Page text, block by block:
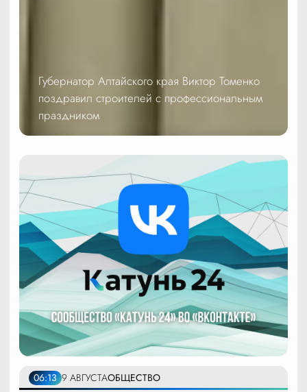
Губернатор Алтайского края Виктор Томенко
поздравил строителей с профессиональным
праздником
06:13 9 АВГУСТАОБЩЕСТВО